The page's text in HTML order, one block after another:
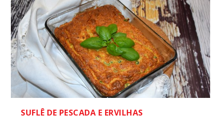
SUFLÊ DE PESCADA E ERVILHAS